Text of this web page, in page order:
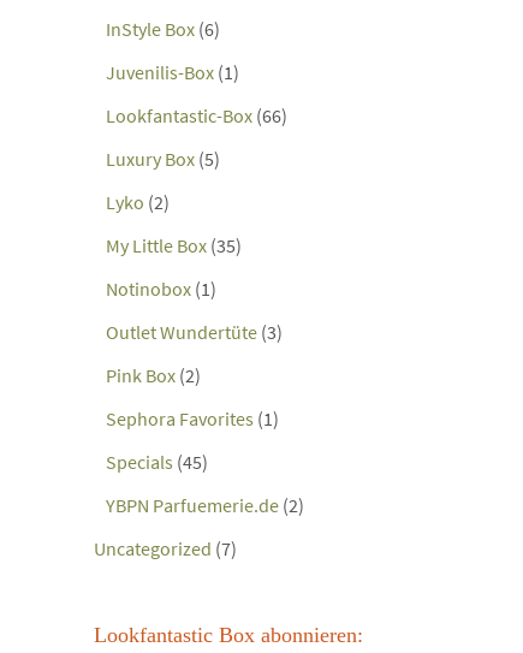
InStyle Box (6)
Juvenilis-Box (1)
Lookfantastic-Box (66)
Luxury Box (5)
Lyko (2)
My Little Box (35)
Notinobox (1)
Outlet Wundertüte (3)
Pink Box (2)
Sephora Favorites (1)
Specials (45)
YBPN Parfuemerie.de (2)
Uncategorized (7)
Lookfantastic Box abonnieren: